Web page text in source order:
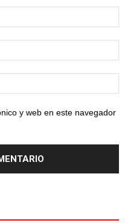
y web en este navegador